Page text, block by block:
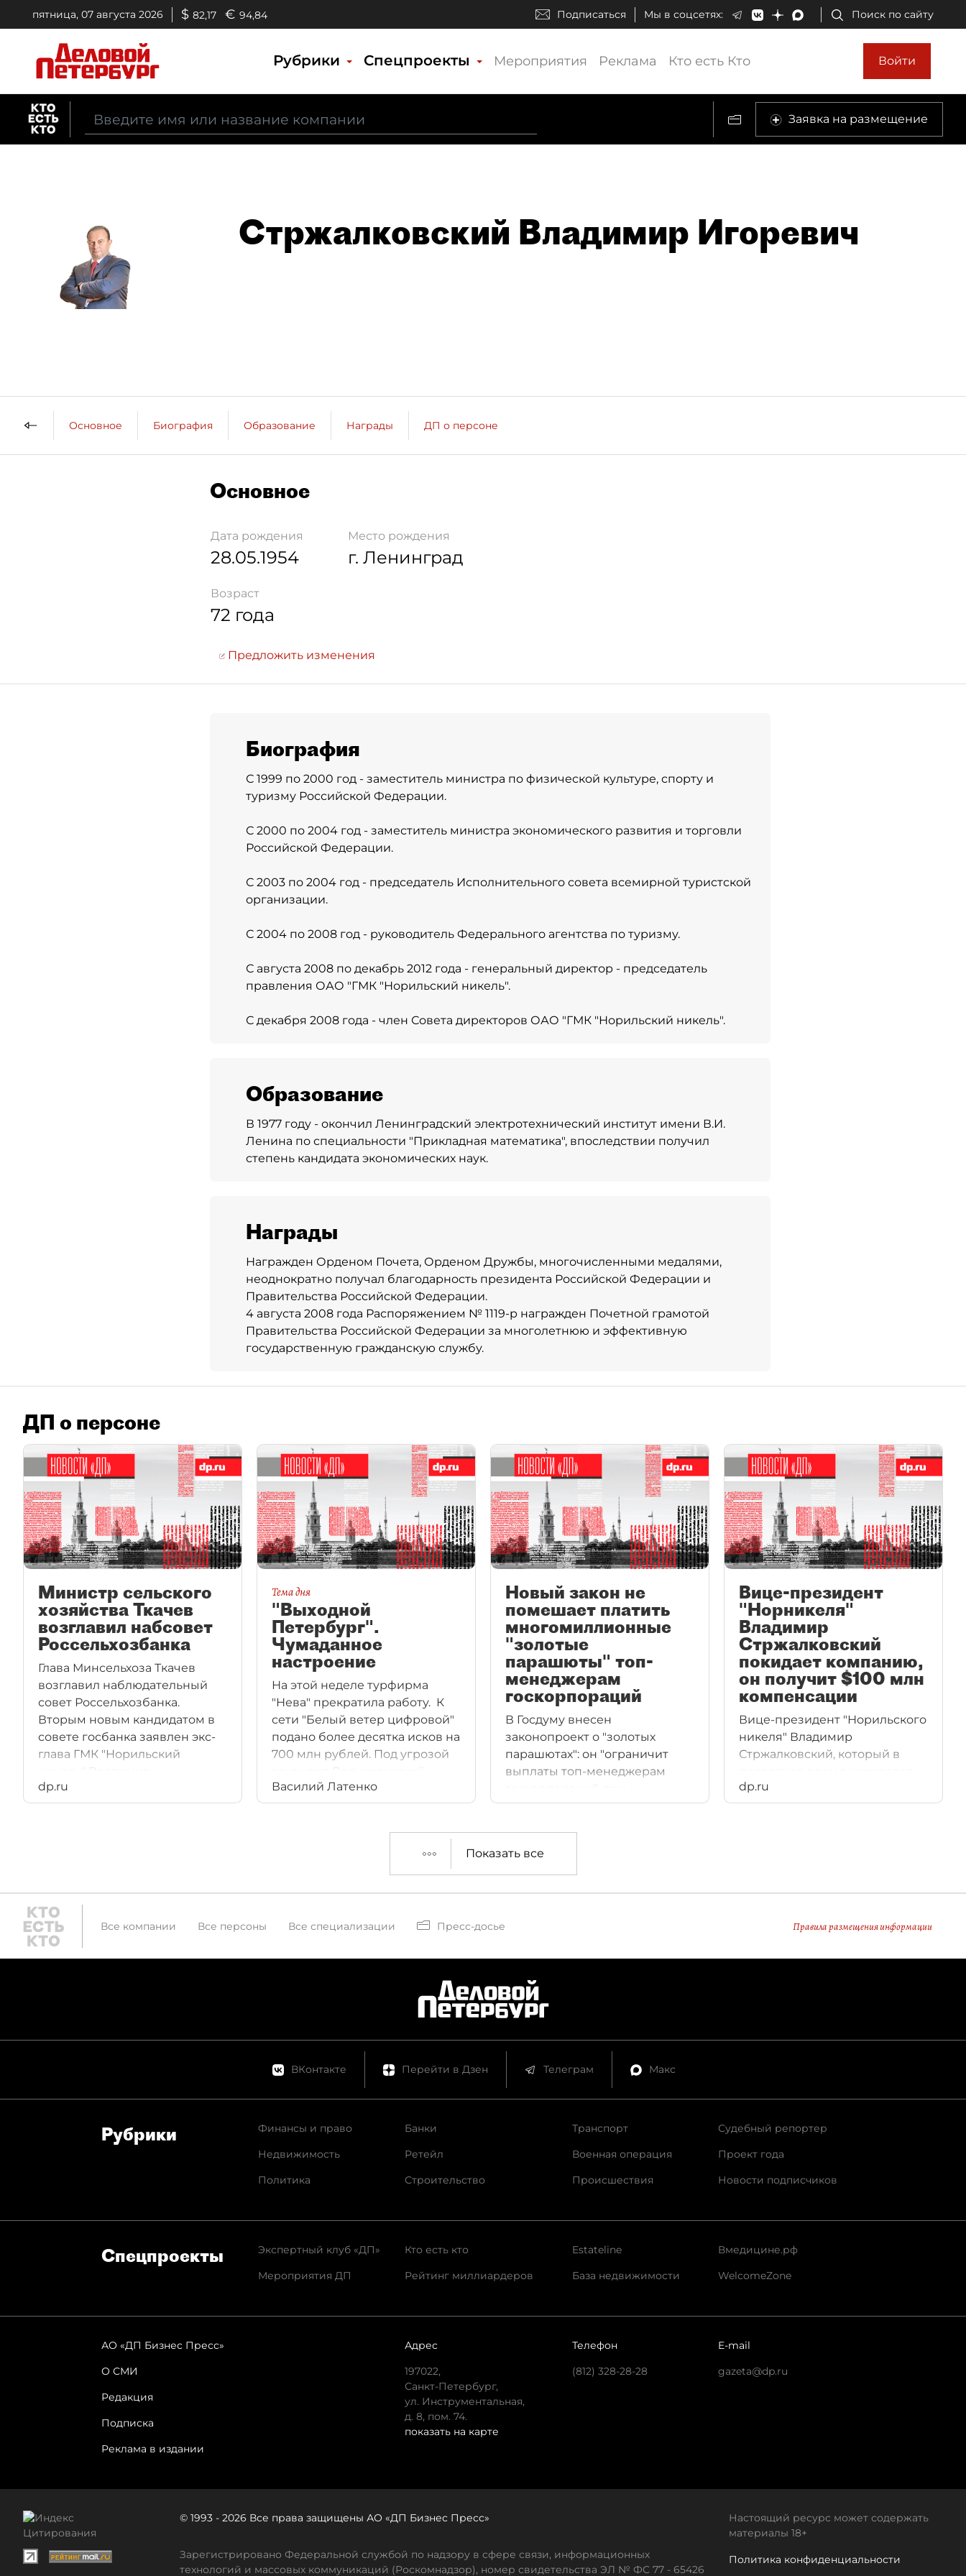
пятница, 07 августа 2026 $ 82,17 € 94,84 Подписаться Мы в соцсетях: Поиск по сайту
Рубрики Спецпроекты Мероприятия Реклама Кто есть Кто Войти
Заявка на размещение
Стржалковский Владимир Игоревич
Основное Биография Образование Награды ДП о персоне
Основное
Дата рождения
28.05.1954
Место рождения
г. Ленинград
Возраст
72 года
Предложить изменения
Биография
С 1999 по 2000 год - заместитель министра по физической культуре, спорту и
туризму Российской Федерации.
С 2000 по 2004 год - заместитель министра экономического развития и торговли
Российской Федерации.
С 2003 по 2004 год - председатель Исполнительного совета всемирной туристской
организации.
С 2004 по 2008 год - руководитель Федерального агентства по туризму.
С августа 2008 по декабрь 2012 года - генеральный директор - председатель
правления ОАО "ГМК "Норильский никель".
С декабря 2008 года - член Совета директоров ОАО "ГМК "Норильский никель".
Образование
В 1977 году - окончил Ленинградский электротехнический институт имени В.И.
Ленина по специальности "Прикладная математика", впоследствии получил
степень кандидата экономических наук.
Награды
Награжден Орденом Почета, Орденом Дружбы, многочисленными медалями,
неоднократно получал благодарность президента Российской Федерации и
Правительства Российской Федерации.
4 августа 2008 года Распоряжением № 1119-р награжден Почетной грамотой
Правительства Российской Федерации за многолетнюю и эффективную
государственную гражданскую службу.
ДП о персоне
Министр сельского
хозяйства Ткачев
возглавил набсовет
Россельхозбанка
Глава Минсельхоза Ткачев
возглавил наблюдательный
совет Россельхозбанка.
Вторым новым кандидатом в
совете госбанка заявлен экс-
глава ГМК "Норильский
никель" Владимир
Стржалковский.
dp.ru
Тема дня
"Выходной
Петербург".
Чумаданное
настроение
На этой неделе турфирма
"Нева" прекратила работу. К
сети "Белый ветер цифровой"
подано более десятка исков на
700 млн рублей. Под угрозой
закрытия Великолукский
мясокомбинат. Редактор dp.ru
Василий Латенко
Василий Латенко
Новый закон не
помешает платить
многомиллионные
"золотые
парашюты" топ-
менеджерам
госкорпораций
В Госдуму внесен
законопроект о "золотых
парашютах": он "ограничит
выплаты топ-менеджерам
увольнении". Подсчеты
"парашюты" можно и по
новому закону. Сенсации не
произошло: единороссы
Вице-президент
"Норникеля"
Владимир
Стржалковский
покидает компанию,
он получит $100 млн
компенсации
Вице-президент "Норильского
никеля" Владимир
Стржалковский, который в
развитие зарубежных активов
ГМК, принял решение
компенсации.
dp.ru
Показать все
Все компании Все персоны Все специализации Пресс-досье Правила размещения информации
ВКонтакте Перейти в Дзен Телеграм Макс
Рубрики
Финансы и право
Недвижимость
Политика
Банки
Ретейл
Строительство
Транспорт
Военная операция
Происшествия
Судебный репортер
Проект года
Новости подписчиков
Спец­проекты
Экспертный клуб «ДП»
Мероприятия ДП
Кто есть кто
Рейтинг миллиардеров
Estateline
База недвижимости
Вмедицине.рф
WelcomeZone
АО «ДП Бизнес Пресс»
О СМИ
Редакция
Подписка
Реклама в издании
Адрес
197022,
Санкт-Петербург,
ул. Инструментальная,
д. 8, пом. 74.
показать на карте
Телефон
(812) 328-28-28
E-mail
gazeta@dp.ru
© 1993 - 2026 Все права защищены АО «ДП Бизнес Пресс»
Зарегистрировано Федеральной службой по надзору в сфере связи, информационных
технологий и массовых коммуникаций (Роскомнадзор), номер свидетельства ЭЛ № ФС 77 - 65426
Настоящий ресурс может содержать
материалы 18+
Политика конфиденциальности